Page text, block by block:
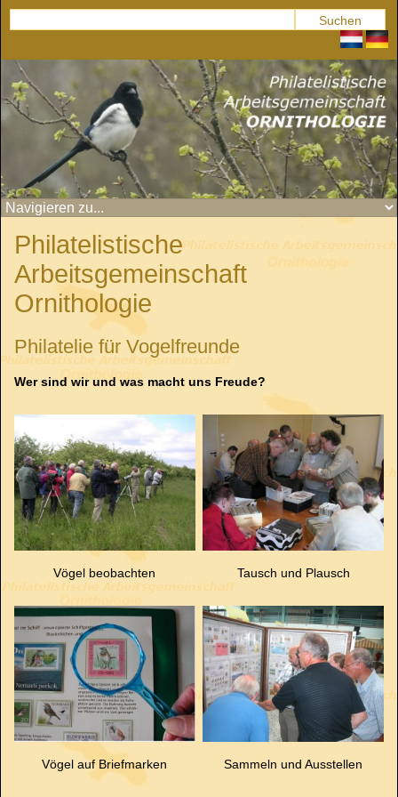
Philatelistische
Arbeitsgemeinschaft
Ornithologie
Philatelie für Vogelfreunde
Wer sind wir und was macht uns Freude?
Vögel beobachten Tausch und Plausch
Vögel auf Briefmarken Sammeln und Ausstellen